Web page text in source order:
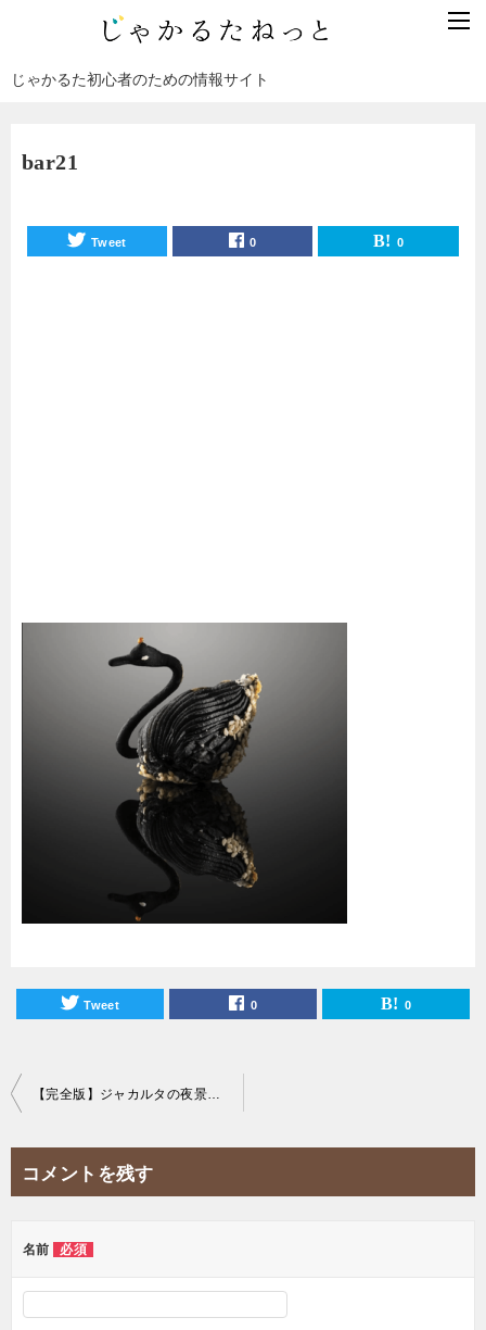
じゃかるた初心者のための情報サイト
bar21
Tweet 0 0
Tweet 0 0
投
ー
ョ
【完全版】ジャカルタの夜景を一望できる20のおすすめスカイバーを紹介！
コメントを残す
名前 必須